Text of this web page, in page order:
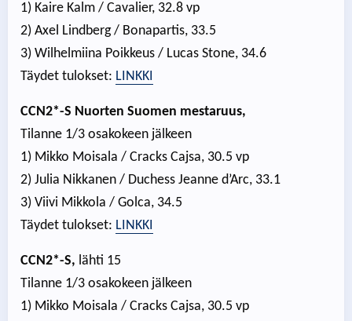
1) Kaire Kalm / Cavalier, 32.8 vp
2) Axel Lindberg / Bonapartis, 33.5
3) Wilhelmiina Poikkeus / Lucas Stone, 34.6
Täydet tulokset: LINKKI
CCN2*-S Nuorten Suomen mestaruus,
Tilanne 1/3 osakokeen jälkeen
1) Mikko Moisala / Cracks Cajsa, 30.5 vp
2) Julia Nikkanen / Duchess Jeanne d’Arc, 33.1
3) Viivi Mikkola / Golca, 34.5
Täydet tulokset: LINKKI
CCN2*-S, lähti 15
Tilanne 1/3 osakokeen jälkeen
1) Mikko Moisala / Cracks Cajsa, 30.5 vp